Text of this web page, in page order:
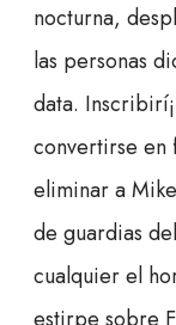
nocturna,
las personas
data.
convertirse en
eliminar a
de guardias
cualquier el